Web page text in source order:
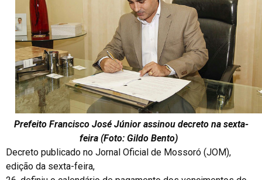
Prefeito Francisco José Júnior assinou decreto na sexta-
feira (Foto: Gildo Bento)
Decreto publicado no Jornal Oficial de Mossoró (JOM),
edição da sexta-feira,